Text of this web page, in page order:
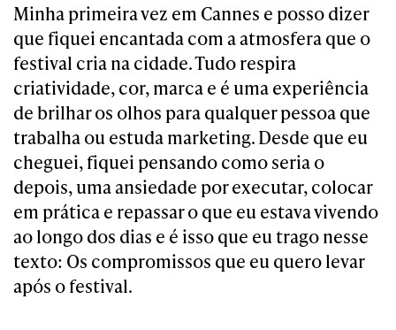
Minha primeira vez em Cannes e posso dizer
que fiquei encantada com a atmosfera que o
festival cria na cidade. Tudo respira
criatividade, cor, marca e é uma experiência
de brilhar os olhos para qualquer pessoa que
trabalha ou estuda marketing. Desde que eu
cheguei, fiquei pensando como seria o
depois, uma ansiedade por executar, colocar
em prática e repassar o que eu estava vivendo
ao longo dos dias e é isso que eu trago nesse
texto: Os compromissos que eu quero levar
após o festival.